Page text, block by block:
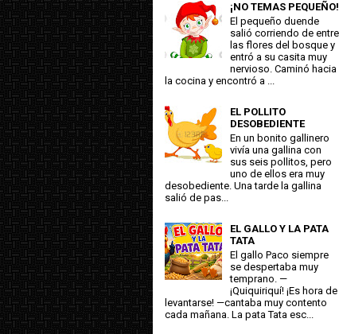
¡NO TEMAS PEQUEÑO!
El pequeño duende
salió corriendo de entre
las flores del bosque y
entró a su casita muy
nervioso. Caminó hacia
la cocina y encontró a ...
EL POLLITO
DESOBEDIENTE
En un bonito gallinero
vivía una gallina con
sus seis pollitos, pero
uno de ellos era muy
desobediente. Una tarde la gallina
salió de pas...
EL GALLO Y LA PATA
TATA
El gallo Paco siempre
se despertaba muy
temprano. —
¡Quiquiriquí! ¡Es hora de
levantarse! —cantaba muy contento
cada mañana. La pata Tata esc...